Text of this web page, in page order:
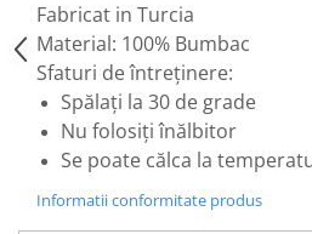
Fabricat in Turcia
Material: 100% Bumbac
Sfaturi de întreținere:
Spălați la 30 de grade
Nu folosiți înălbitor
Se poate călca la
Informatii conformitate produs